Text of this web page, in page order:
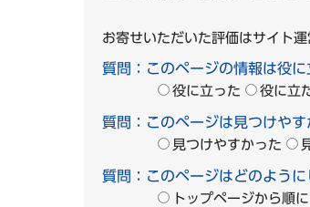
お寄せいただいた評価はサイト運
質問：このページの情報は役に
役に立った 役に立
質問：このページは見つけやす
見つけやすかった
質問：このページはどのように
トップページから順に